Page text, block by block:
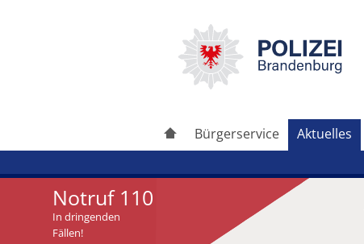
Bürgerservice Aktuelles
Notruf 110
In dringenden
Fällen!